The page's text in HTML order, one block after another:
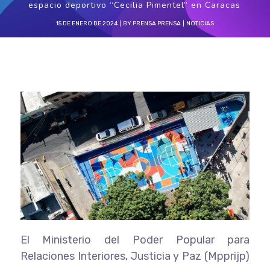
espacio deportivo “Cecilia Pimentel” en Caracas
15 DE ENERO DE 2024 BY PRENSA PRENSA NOTICIAS
El Ministerio del Poder Popular para
Relaciones Interiores, Justicia y Paz (Mpprijp)